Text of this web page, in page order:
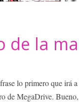
de la
lo primero que irá a
de MegaDrive. Bueno,